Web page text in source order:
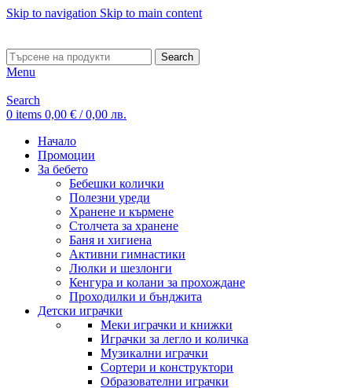
Skip to navigation Skip to main content
Search
Menu
Search
0 items 0,00 € / 0,00 лв.
Начало
Промоции
За бебето
Бебешки колички
Полезни уреди
Хранене и кърмене
Столчета за хранене
Баня и хигиена
Активни гимнастики
Люлки и шезлонги
Кенгура и колани за прохождане
Проходилки и бънджита
Детски играчки
Меки играчки и книжки
Играчки за легло и количка
Музикални играчки
Сортери и конструктори
Образователни играчки